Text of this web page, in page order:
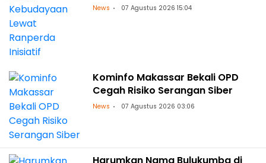
News 07 Agustus 2026 15:04
Kominfo Makassar Bekali OPD
Cegah Risiko Serangan Siber
News 07 Agustus 2026 03:06
Harumkan Nama Bulukumba di